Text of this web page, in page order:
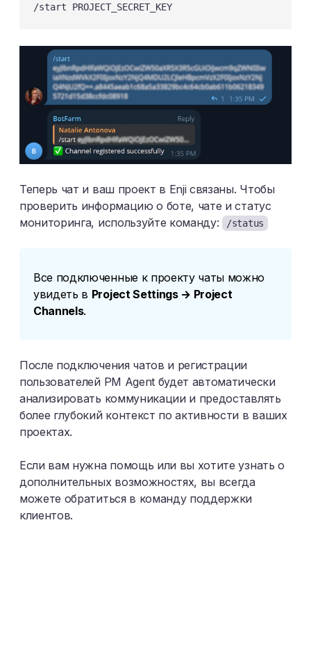
/start PROJECT_SECRET_KEY
Теперь чат и ваш проект в Enji связаны. Чтобы
проверить информацию о боте, чате и статус
мониторинга, используйте команду:
/status
Все подключенные к проекту чаты можно
увидеть в Project Settings → Project
Channels.
После подключения чатов и регистрации
пользователей PM Agent будет автоматически
анализировать коммуникации и предоставлять
более глубокий контекст по активности в ваших
проектах.​
Если вам нужна помощь или вы хотите узнать о
дополнительных возможностях, вы всегда
можете обратиться в команду поддержки
клиентов.